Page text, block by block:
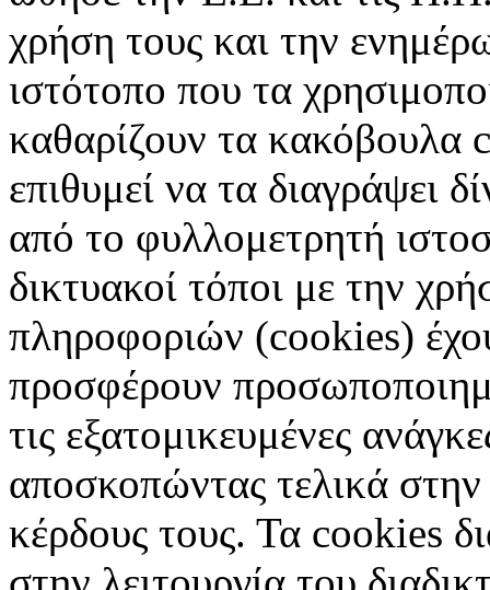
χρήση τους και την
ιστότοπο που τα
καθαρίζουν τα κακόβουλα
επιθυμεί να τα διαγράψει
από το φυλλομετρητή
δικτυακοί τόποι με την
πληροφοριών (cookies)
προσφέρουν
τις εξατομικευμένες
αποσκοπώντας τελικά
κέρδους τους. Τα cookies